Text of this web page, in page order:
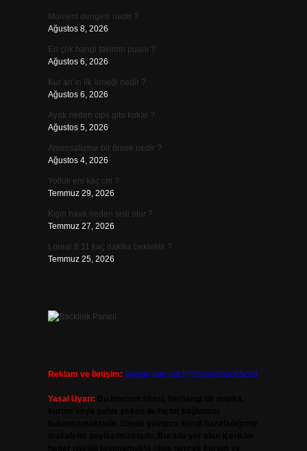
Moment dengesi nedir ?
Ağustos 8, 2026
En çok hangi takımın puanı ?
Ağustos 6, 2026
Kur’an’ın ilk örneği nedir ?
Ağustos 6, 2026
Ayak neden cips gibi kokar ?
Ağustos 5, 2026
Amensalizme bir örnek nedir ?
Ağustos 4, 2026
Yolluk eni kaç cm ?
Temmuz 29, 2026
Kışın hava neden sisli olur ?
Temmuz 27, 2026
Loreal 8.11 kaç dakika bekletilir ?
Temmuz 25, 2026
Reklam ve İletişim: Skype: live:.cid.575569c608265c69
Yasal Uyarı: